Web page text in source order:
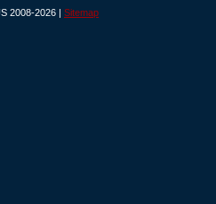
2008-2026 | Sitemap